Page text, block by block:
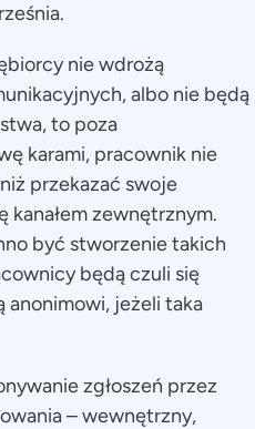
nie wdrożą
albo nie będą
to poza
karami, pracownik nie
przekazać swoje
kanałem zewnętrznym.
być stworzenie takich
będą czuli się
anonimowi, jeżeli taka
zgłoszeń przez
– wewnętrzny,